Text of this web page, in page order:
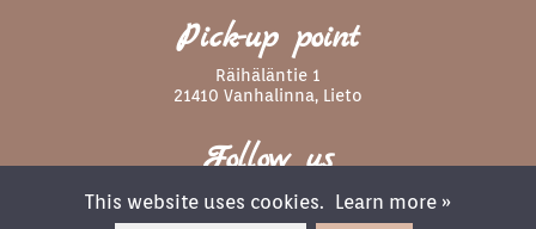
Pick-up point
Räihäläntie 1
21410 Vanhalinna, Lieto
Follow us
This website uses cookies. Learn more »